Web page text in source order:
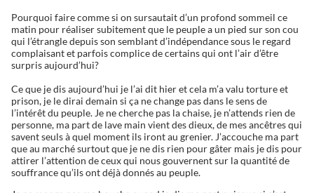
Pourquoi faire comme si on sursautait d’un profond sommeil ce
matin pour réaliser subitement que le peuple a un pied sur son cou
qui l’étrangle depuis son semblant d’indépendance sous le regard
complaisant et parfois complice de certains qui ont l’air d’être
surpris aujourd’hui?
Ce que je dis aujourd’hui je l’ai dit hier et cela m’a valu torture et
prison, je le dirai demain si ça ne change pas dans le sens de
l’intérêt du peuple. Je ne cherche pas la chaise, je n’attends rien de
personne, ma part de lave main vient des dieux, de mes ancêtres qui
savent seuls à quel moment ils iront au grenier. J’accouche ma part
que au marché surtout que je ne dis rien pour gâter mais je dis pour
attirer l’attention de ceux qui nous gouvernent sur la quantité de
souffrance qu’ils ont déjà donnés au peuple.